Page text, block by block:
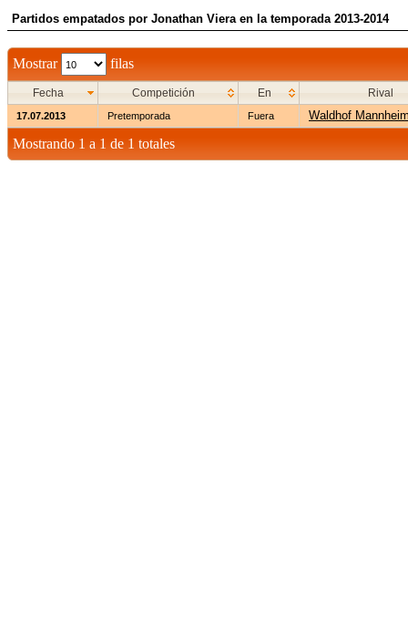
Partidos empatados por Jonathan Viera en la temporada 2013-2014
Mostrar filas
Fecha Competición En Rival
17.07.2013 Pretemporada Fuera Waldhof
Mostrando 1 a 1 de 1 totales